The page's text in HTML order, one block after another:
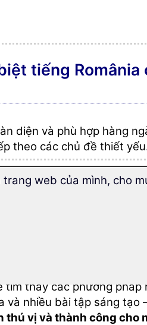
tiếng România
diện và phù hợp hàng
theo các chủ đề thiết
România được sắp xếp
một bài học.
tìm thấy các phương pháp
và nhiều bài tập sáng tạo
thú vị và thành công cho
web của mình, cho